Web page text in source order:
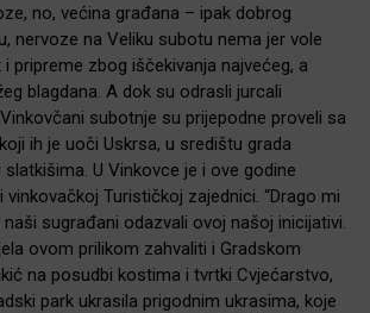
no, većina građana – ipak dobrog
nervoze na Veliku subotu nema jer vole
pripreme zbog iščekivanja najvećeg, a
blagdana. A dok su odrasli jurcali
subotnje su prijepodne proveli sa
ih je uoči Uskrsa, u središtu grada
U Vinkovce je i ove godine
Turističkoj zajednici. “Drago mi
sugrađani odazvali ovoj našoj inicijativi.
ovom prilikom zahvaliti i Gradskom
na posudbi kostima i tvrtki Cvjećarstvo,
park ukrasila prigodnim ukrasima, koje